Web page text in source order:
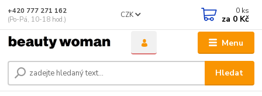
Menu
CZK
Hledat
+420 777 271 162
(Po-Pá, 10-18 hod.)
0 ks
za 0 Kč